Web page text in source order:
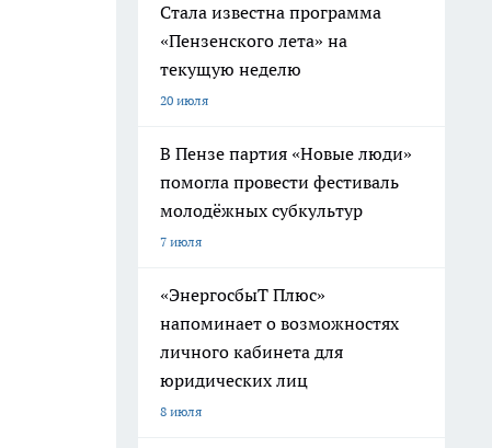
Стала известна программа
«Пензенского лета» на
текущую неделю
20 июля
В Пензе партия «Новые люди»
помогла провести фестиваль
молодёжных субкультур
7 июля
«ЭнергосбыТ Плюс»
напоминает о возможностях
личного кабинета для
юридических лиц
8 июля